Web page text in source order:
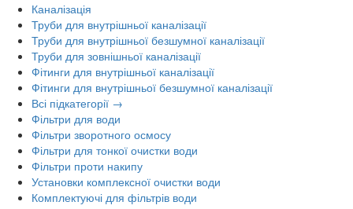
Каналізація
Труби для внутрішньої каналізації
Труби для внутрішньої безшумної каналізації
Труби для зовнішньої каналізації
Фітинги для внутрішньої каналізації
Фітинги для внутрішньої безшумної каналізації
Всі підкатегорії →
Фільтри для води
Фільтри зворотного осмосу
Фільтри для тонкої очистки води
Фільтри проти накипу
Установки комплексної очистки води
Комплектуючі для фільтрів води